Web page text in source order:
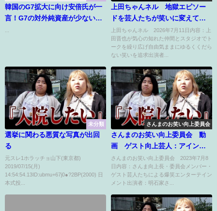
韓国のG7拡大に向け安倍氏が一
言！G7の対外純資産が少ない理
上田ちゃんネル 地獄エピソー
ドを芸人たちが笑いに変えてぶ
ちまける 7月11日
上田ちゃんネル 2026年7月11日内容：上
田晋也が気心の知れた仲間とスタジオでト
ークを繰り広げ自由気ままにゆるくくだら
ない笑いを追求出演者...
未分類
選挙に関わる悪質な写真が出回
る
元スレ1ホラッチョ山下(東京都)
2019/07/15(月)
14:54:54.13ID:ubmu+67j0●?2BP(2000) 日
本式投...
さんまのお笑い向上委員会
さんまのお笑い向上委員会 動
画 ゲスト向上芸人：アインシ
ュタイン 7月8日
さんまのお笑い向上委員会 2023年7月8
日内容：さんま向上長・委員会メンバー・
ゲスト芸人たちによる爆笑エンターテイン
メント出演者：明石家さ...